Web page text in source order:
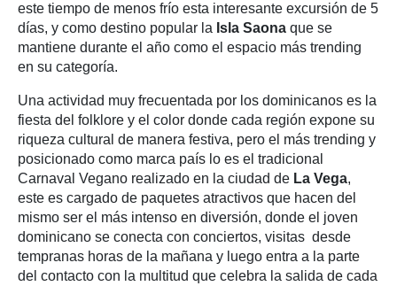
este tiempo de menos frío esta interesante excursión de 5
días, y como destino popular la Isla Saona que se
mantiene durante el año como el espacio más trending
en su categoría.
Una actividad muy frecuentada por los dominicanos es la
fiesta del folklore y el color donde cada región expone su
riqueza cultural de manera festiva, pero el más trending y
posicionado como marca país lo es el tradicional
Carnaval Vegano realizado en la ciudad de La Vega,
este es cargado de paquetes atractivos que hacen del
mismo ser el más intenso en diversión, donde el joven
dominicano se conecta con conciertos, visitas desde
tempranas horas de la mañana y luego entra a la parte
del contacto con la multitud que celebra la salida de cada